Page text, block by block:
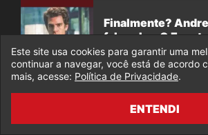
Finalmente?
fala sobre O
Homem-Aranha 3
Vingadores:
Cena final com
Este site usa cookies para garantir uma
continuar a navegar, você está de acordo
mais, acesse: Política de Privacidade.
ENTENDI